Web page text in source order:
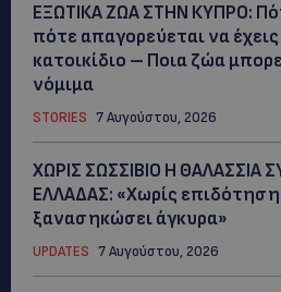
ΕΞΩΤΙΚΑ ΖΩΑ ΣΤΗΝ ΚΥΠΡΟ:
πότε απαγορεύεται να
κατοικίδιο – Ποια ζώα
νόμιμα
STORIES 7 Αυγούστου, 2026
ΧΩΡΙΣ ΣΩΣΣΙΒΙΟ Η ΘΑΛΑΣΣΙΑ
ΕΛΛΑΔΑΣ: «Χωρίς
ξανασηκώσει άγκυρα»
UPDATES 7 Αυγούστου, 2026